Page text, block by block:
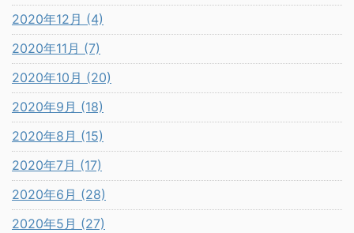
2020年12月 (4)
2020年11月 (7)
2020年10月 (20)
2020年9月 (18)
2020年8月 (15)
2020年7月 (17)
2020年6月 (28)
2020年5月 (27)